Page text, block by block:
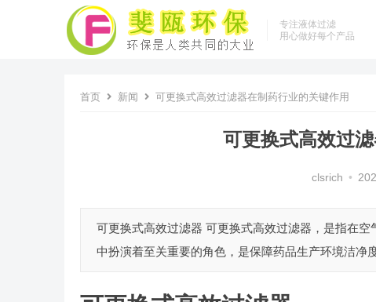
专注液体过滤
用心做好每个产品
首页 新闻 可更换式高效过滤器在制药行业的关键作用
可更换式高效过
clsrich •
可更换式高效过滤器 可更换式高效过滤器，是指在
中扮演着至关重要的角色，是保障药品生产环境洁净